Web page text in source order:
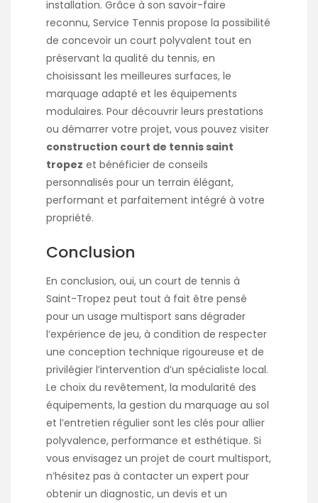
installation. Grâce à son savoir-faire
reconnu, Service Tennis propose la possibilité
de concevoir un court polyvalent tout en
préservant la qualité du tennis, en
choisissant les meilleures surfaces, le
marquage adapté et les équipements
modulaires. Pour découvrir leurs prestations
ou démarrer votre projet, vous pouvez visiter
construction court de tennis saint
tropez et bénéficier de conseils
personnalisés pour un terrain élégant,
performant et parfaitement intégré à votre
propriété.
Conclusion
En conclusion, oui, un court de tennis à
Saint-Tropez peut tout à fait être pensé
pour un usage multisport sans dégrader
l’expérience de jeu, à condition de respecter
une conception technique rigoureuse et de
privilégier l’intervention d’un spécialiste local.
Le choix du revêtement, la modularité des
équipements, la gestion du marquage au sol
et l’entretien régulier sont les clés pour allier
polyvalence, performance et esthétique. Si
vous envisagez un projet de court multisport,
n’hésitez pas à contacter un expert pour
obtenir un diagnostic, un devis et un